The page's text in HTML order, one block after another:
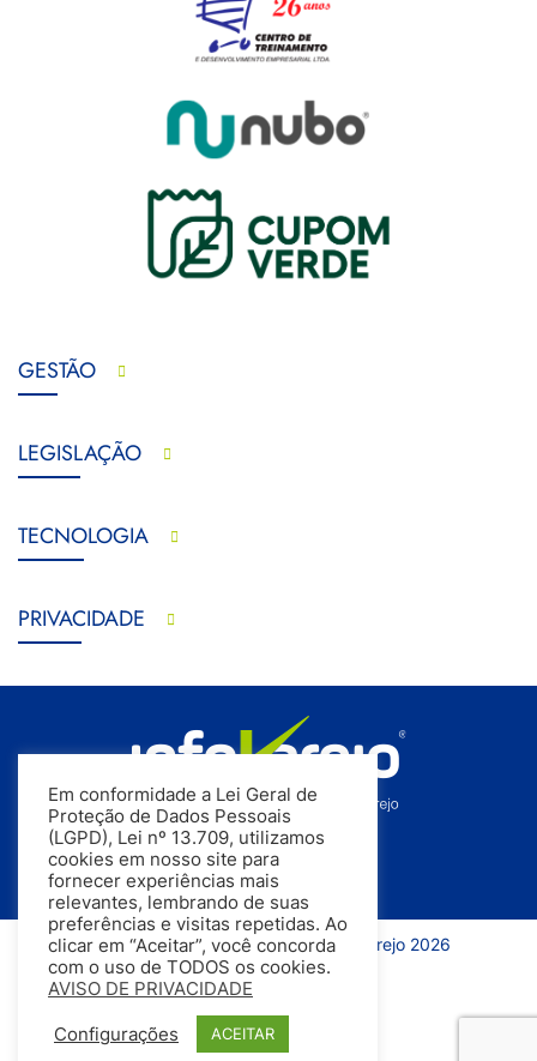
GESTÃO
LEGISLAÇÃO
TECNOLOGIA
PRIVACIDADE
Todos os direitos reservados | InfoVarejo 2026
Em conformidade a Lei Geral de
Proteção de Dados Pessoais
(LGPD), Lei nº 13.709, utilizamos
cookies em nosso site para
fornecer experiências mais
relevantes, lembrando de suas
preferências e visitas repetidas. Ao
clicar em “Aceitar”, você concorda
com o uso de TODOS os cookies.
AVISO DE PRIVACIDADE
Configurações ACEITAR